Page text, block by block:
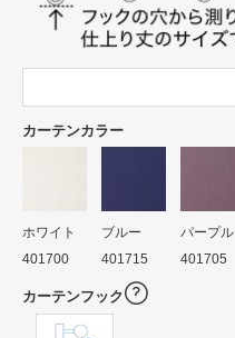
カーテンカラー
ホワイト
401700
ブルー
401715
パープル
401705
カーテンフック